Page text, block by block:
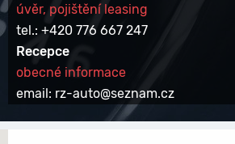
úvěr, pojištění leasing
tel.: +420 776 667 247
Recepce
obecné informace
email: rz-auto@seznam.cz